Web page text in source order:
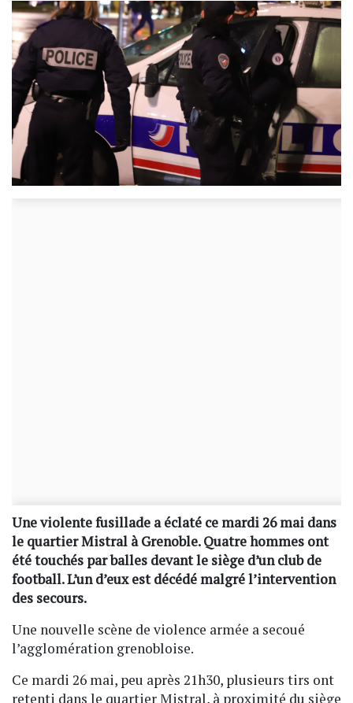
Une violente fusillade a éclaté ce mardi 26 mai dans
le quartier Mistral à Grenoble. Quatre hommes ont
été touchés par balles devant le siège d’un club de
football. L’un d’eux est décédé malgré l’intervention
des secours.
Une nouvelle scène de violence armée a secoué
l’agglomération grenobloise.
Ce mardi 26 mai, peu après 21h30, plusieurs tirs ont
retenti dans le quartier Mistral, à proximité du siège